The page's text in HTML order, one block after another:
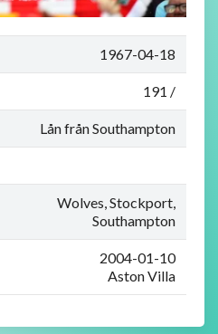
1967-04-18
191 /
Lån från Southampton
Wolves, Stockport,
Southampton
2004-01-10
Aston Villa